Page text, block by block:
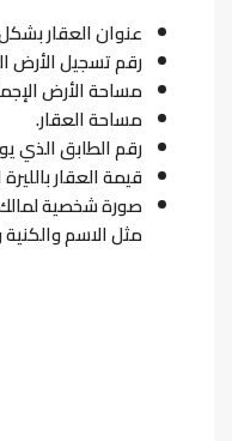
عنوان العقار
رقم تسجيل الأرض
مساحة الأرض
مساحة العقار.
رقم الطابق الذي
قيمة العقار بالليرة
صورة شخصية
مثل الاسم